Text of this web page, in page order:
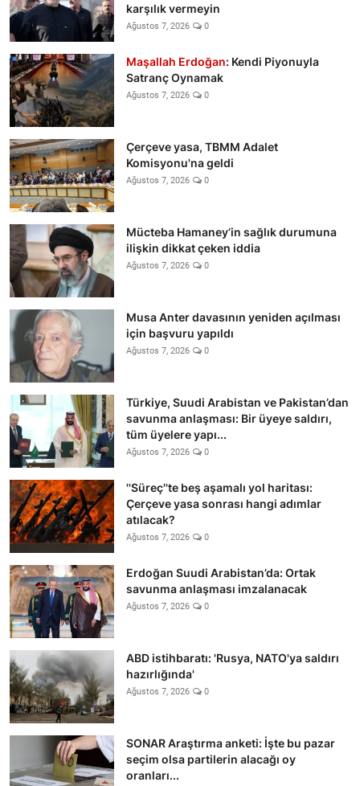
karşılık vermeyin
Ağustos 7, 2026 0
Maşallah Erdoğan: Kendi Piyonuyla
Satranç Oynamak
Ağustos 7, 2026 0
Çerçeve yasa, TBMM Adalet
Komisyonu'na geldi
Ağustos 7, 2026 0
Mücteba Hamaney’in sağlık durumuna
ilişkin dikkat çeken iddia
Ağustos 7, 2026 0
Musa Anter davasının yeniden açılması
için başvuru yapıldı
Ağustos 7, 2026 0
Türkiye, Suudi Arabistan ve Pakistan’dan
savunma anlaşması: Bir üyeye saldırı,
tüm üyelere yapı...
Ağustos 7, 2026 0
''Süreç''te beş aşamalı yol haritası:
Çerçeve yasa sonrası hangi adımlar
atılacak?
Ağustos 7, 2026 0
Erdoğan Suudi Arabistan’da: Ortak
savunma anlaşması imzalanacak
Ağustos 7, 2026 0
ABD istihbaratı: 'Rusya, NATO'ya saldırı
hazırlığında'
Ağustos 7, 2026 0
SONAR Araştırma anketi: İşte bu pazar
seçim olsa partilerin alacağı oy
oranları...